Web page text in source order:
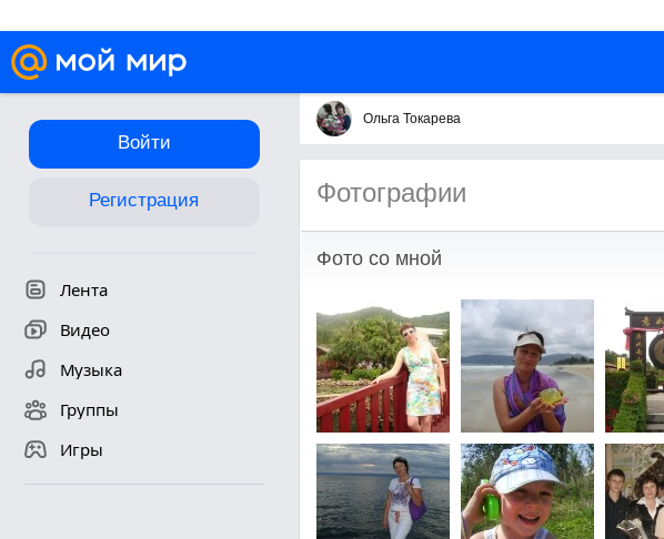
Войти
Регистрация
Лента
Видео
Музыка
Группы
Игры
Ольга Токарева
Фотографии
Фото со мной